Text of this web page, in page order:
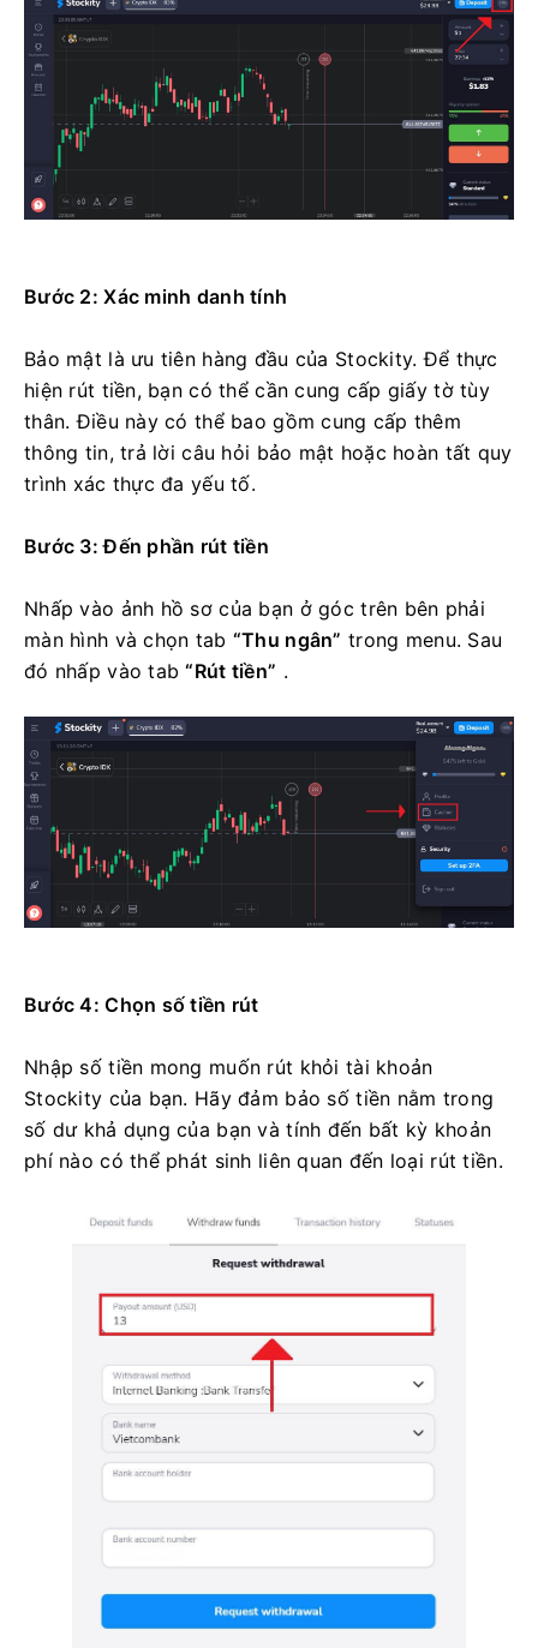
Bước 2: Xác minh danh tính
Bảo mật là ưu tiên hàng đầu của Stockity. Để thực
hiện rút tiền, bạn có thể cần cung cấp giấy tờ tùy
thân. Điều này có thể bao gồm cung cấp thêm
thông tin, trả lời câu hỏi bảo mật hoặc hoàn tất quy
trình xác thực đa yếu tố.
Bước 3: Đến phần rút tiền
Nhấp vào ảnh hồ sơ của bạn ở góc trên bên phải
màn hình và chọn tab “Thu ngân” trong menu. Sau
đó nhấp vào tab“Rút tiền” .
Bước 4: Chọn số tiền rút
Nhập số tiền mong muốn rút khỏi tài khoản
Stockity của bạn. Hãy đảm bảo số tiền nằm trong
số dư khả dụng của bạn và tính đến bất kỳ khoản
phí nào có thể phát sinh liên quan đến loại rút tiền.